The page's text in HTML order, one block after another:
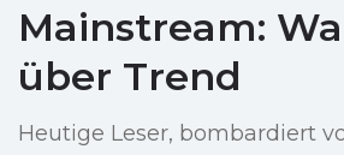
Mainstream:
über Trend
Heutige Leser, bombardiert